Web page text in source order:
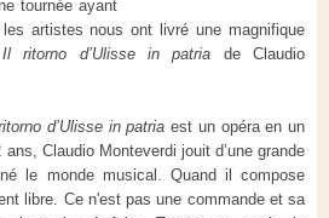
tournée ayant
artistes nous ont livré une magnifique
Il ritorno d’Ulisse in patria de Claudio
d’Ulisse in patriaest un opéra en un
Claudio Monteverdi jouit d’une grande
le monde musical. Quand il compose
libre. Ce n'est pas une commande et sa